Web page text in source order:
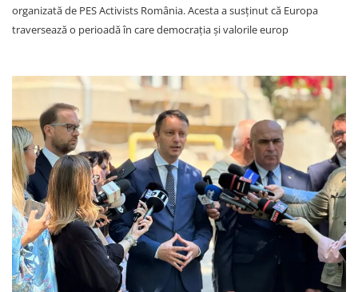
organizată de PES Activists România. Acesta a susținut că Europa
traversează o perioadă în care democrația și valorile europ